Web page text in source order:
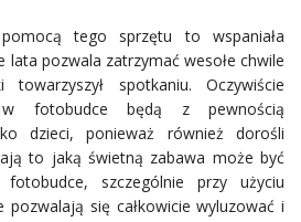
tego sprzętu to wspaniała
lata pozwala zatrzymać wesołe chwile
spotkaniu. Oczywiście
w fotobudce będą z pewnością
dzieci, ponieważ również dorośli
to jaką świetną zabawa może być
szczególnie przy użyciu
się całkowicie wyluzować i